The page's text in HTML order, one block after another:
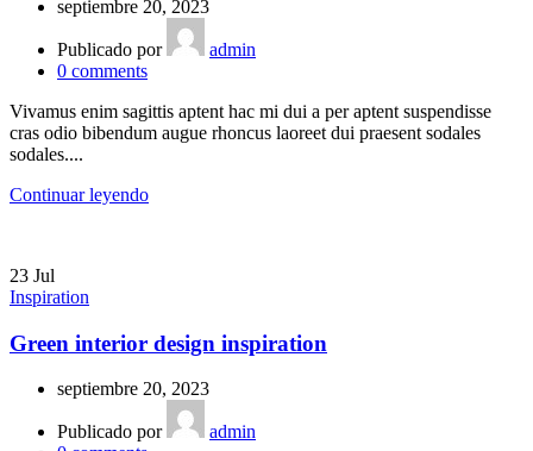
septiembre 20, 2023
Publicado por
admin
0 comments
Vivamus enim sagittis aptent hac mi dui a per aptent suspendisse
cras odio bibendum augue rhoncus laoreet dui praesent sodales
sodales....
Continuar leyendo
23 Jul
Inspiration
Green interior design inspiration
septiembre 20, 2023
Publicado por
admin